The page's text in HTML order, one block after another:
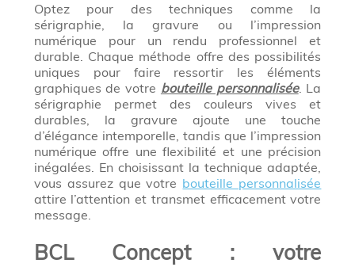
Optez pour des techniques comme la
sérigraphie, la gravure ou l’impression
numérique pour un rendu professionnel et
durable. Chaque méthode offre des possibilités
uniques pour faire ressortir les éléments
graphiques de votre bouteille personnalisée. La
sérigraphie permet des couleurs vives et
durables, la gravure ajoute une touche
d’élégance intemporelle, tandis que l’impression
numérique offre une flexibilité et une précision
inégalées. En choisissant la technique adaptée,
vous assurez que votre bouteille personnalisée
attire l’attention et transmet efficacement votre
message.
BCL Concept : votre